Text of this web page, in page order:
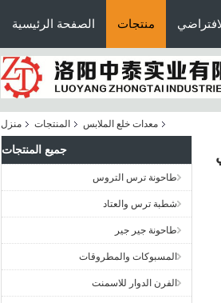
الصفحة الرئيسية منتجات
منزل المنتجات معدات خلع الملابس
جميع المنتجات
طاحونة ترس التروس
شطبة ترس والعتاد
طاحونة جير جير
المسبوكات والمطروقات
الفرن الدوار للاسمنت